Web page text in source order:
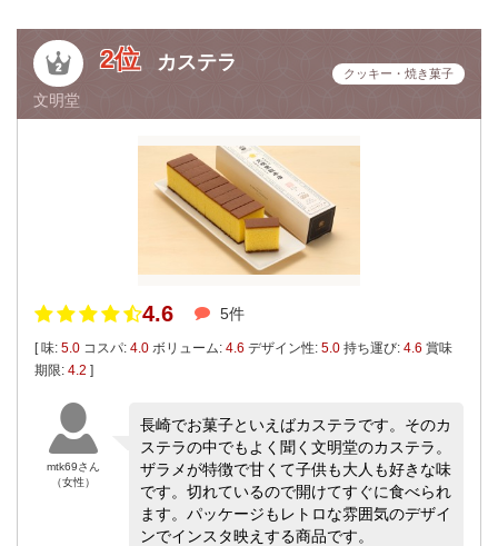
2位 カステラ
文明堂
クッキー・焼き菓子
4.6 5件
[ 味: 5.0 コスパ: 4.0 ボリューム: 4.6 デザイン性: 5.0 持ち運び: 4.6 賞味
期限: 4.2 ]
mtk69さん
（女性）
長崎でお菓子といえばカステラです。そのカ
ステラの中でもよく聞く文明堂のカステラ。
ザラメが特徴で甘くて子供も大人も好きな味
です。切れているので開けてすぐに食べられ
ます。パッケージもレトロな雰囲気のデザイ
ンでインスタ映えする商品です。